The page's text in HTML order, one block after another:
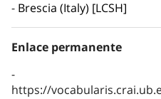
Brescia (Italy) [LCSH]
Enlace permanente
https://